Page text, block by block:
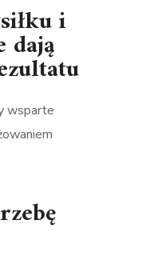
i
dają
wsparte